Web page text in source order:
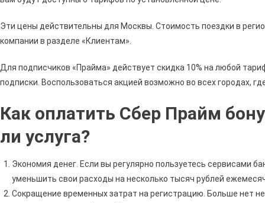
Эти цены действительны для Москвы. Стоимость поездки в
компании в разделе «Клиентам».
Для подписчиков «Прайма» действует скидка 10% на любой
подписки. Воспользоваться акцией возможно во всех городах,
Как оплатить Сбер Прайм
ли услуга?
Экономия денег. Если вы регулярно пользуетесь сервисами
уменьшить свои расходы на несколько тысяч рублей
Сокращение временных затрат на регистрацию. Больше нет